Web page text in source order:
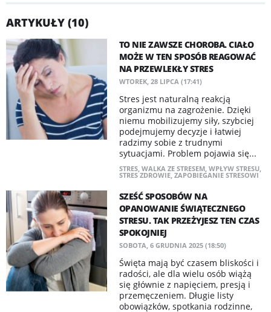
ARTYKUŁY (10)
TO NIE ZAWSZE CHOROBA. CIAŁO
MOŻE W TEN SPOSÓB REAGOWAĆ
NA PRZEWLEKŁY STRES
WTOREK, 28 LIPCA (17:41)
Stres jest naturalną reakcją
organizmu na zagrożenie. Dzięki
niemu mobilizujemy siły, szybciej
podejmujemy decyzje i łatwiej
radzimy sobie z trudnymi
sytuacjami. Problem pojawia się...
STRES, WALKA ZE STRESEM, WPŁYW STRESU,
STRES ZDROWIE, ZAPOBIEGANIE STRESOWI
SZEŚĆ SPOSOBÓW NA
OPANOWANIE ŚWIĄTECZNEGO
STRESU. TAK PRZEŻYJESZ TEN CZAS
SPOKOJNIEJ
SOBOTA, 6 GRUDNIA 2025 (18:50)
Święta mają być czasem bliskości i
radości, ale dla wielu osób wiążą
się głównie z napięciem, presją i
przemęczeniem. Długie listy
obowiązków, spotkania rodzinne,